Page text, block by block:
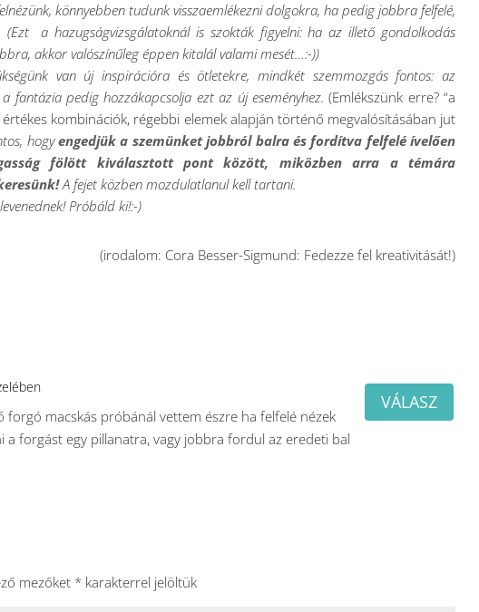
könnyebben tudunk visszaemlékezni dolgokra, ha pedig jobbra felfelé,
a hazugságvizsgálatoknál is szokták figyelni: ha az illető gondolkodás
akkor valószínűleg éppen kitalál valami mesét…:-))
van új inspirációra és ötletekre, mindkét szemmozgás fontos: az
fantázia pedig hozzákapcsolja ezt az új eseményhez.(Emlékszünk erre? “a
értékes kombinációk, régebbi elemek alapján történő megvalósításában jut
hogyengedjük a szemünket jobbról balra és fordítva felfelé ívelően
fölött kiválasztott pont között, miközben arra a témára
A fejet közben mozdulatlanul kell tartani.
Próbáld ki!:-)
(irodalom: Cora Besser-Sigmund: Fedezze fel kreativitását!)
forgó macskás próbánál vettem észre ha felfelé nézek
a forgást egy pillanatra, vagy jobbra fordul az eredeti bal
VÁLASZ
mezőket * karakterrel jelöltük